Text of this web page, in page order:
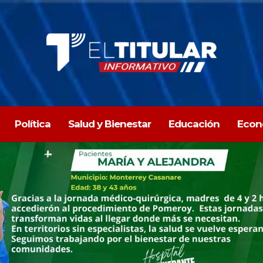
Política Salud y Bienestar Educación